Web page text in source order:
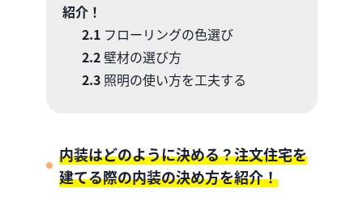
紹介！
2.1フローリングの色選び
2.2壁材の選び方
2.3照明の使い方を工夫する
内装はどのように決める？注文住宅を
建てる際の内装の決め方を紹介！